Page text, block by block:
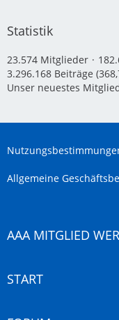
Statistik
23.574 Mitglieder
3.296.168 Beiträge
Unser neuestes
Allgemeine
AAA MITGLIED
START